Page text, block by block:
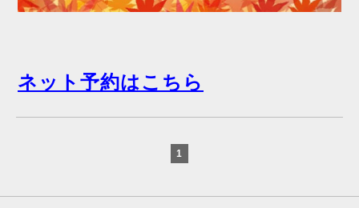
ネット予約はこちら
1